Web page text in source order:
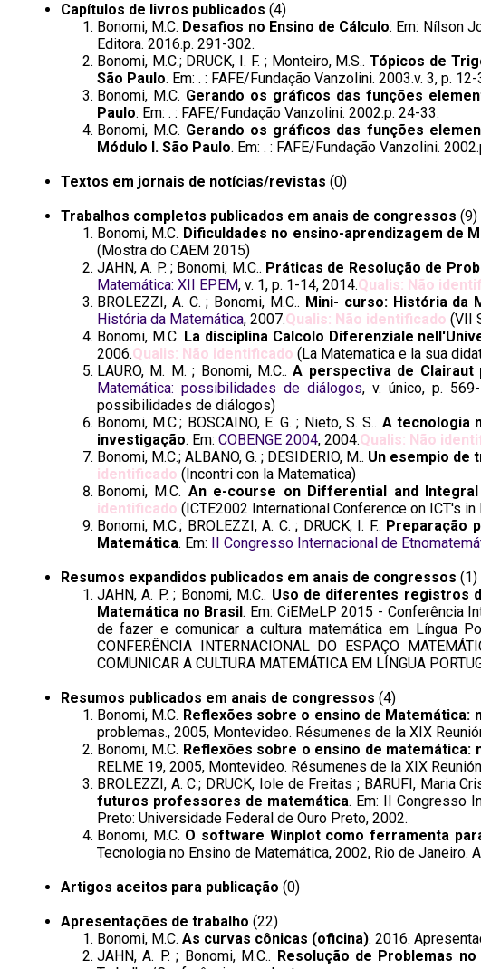
Capítulos de livros publicados (4)
Bonomi, M.C. Desafios no Ensino de Cálculo. Em: Nílson
Editora. 2016.p. 291-302.
Bonomi, M.C.; DRUCK, I. F. ; Monteiro, M.S..Tópicos de
São Paulo. Em: . : FAFE/Fundação Vanzolini. 2003.v. 3, p. 12-
Bonomi, M.C. Gerando os gráficos das funções
Paulo. Em: . : FAFE/Fundação Vanzolini. 2002.p. 24-33.
Bonomi, M.C. Gerando os gráficos das funções
Módulo I. São Paulo. Em: . : FAFE/Fundação Vanzolini.
Textos em jornais de notícias/revistas (0)
Trabalhos completos publicados em anais de congressos (9)
Bonomi, M.C. Dificuldades no ensino-aprendizagem de
(Mostra do CAEM 2015)
JAHN, A. P. ; Bonomi, M.C.. Práticas de Resolução de
Matemática: XII EPEM, v. 1, p. 1-14, 2014.Qualis: Não
BROLEZZI, A. C. ; Bonomi, M.C.. Mini- curso: História da
História da Matemática, 2007.Qualis: Não identificado (VII
Bonomi, M.C. La disciplina Calcolo Diferenziale
2006.Qualis: Não identificado (La Matematica e la sua
LAURO, M. M. ; Bonomi, M.C..A perspectiva de Clairaut
Matemática: possibilidades de diálogos, v. único, p.
possibilidades de diálogos)
Bonomi, M.C.; BOSCAINO, E. G. ; Nieto, S. S.. A tecnologia
investigação. Em: COBENGE 2004, 2004.Qualis: Não
Bonomi, M.C.; ALBANO, G. ; DESIDERIO, M.. Un esempio de
identificado (Incontri con la Matematica)
Bonomi, M.C. An e-course on Differential and Integral
identificado (ICTE2002 International Conference on ICT's in
Bonomi, M.C.; BROLEZZI, A. C. ; DRUCK, I. F.. Preparação
Matemática. Em: II Congresso Internacional de
Resumos expandidos publicados em anais de congressos (1)
JAHN, A. P. ; Bonomi, M.C.. Uso de diferentes registros
Matemática no Brasil. Em: CiEMeLP 2015 - Conferência
de fazer e comunicar a cultura matemática em Língua
CONFERÊNCIA INTERNACIONAL DO ESPAÇO
COMUNICAR A CULTURA MATEMÁTICA EM LÍNGUA
Resumos publicados em anais de congressos (4)
Bonomi, M.C. Reflexões sobre o ensino de
problemas., 2005, Montevideo. Résumenes de la XIX
Bonomi, M.C. Reflexões sobre o ensino de
RELME 19, 2005, Montevideo. Résumenes de la XIX
BROLEZZI, A. C.; DRUCK, Iole de Freitas ; BARUFI, Maria
futuros professores de matemática. Em: II Congresso
Preto: Universidade Federal de Ouro Preto, 2002.
Bonomi, M.C. O software Winplot como ferramenta
Tecnologia no Ensino de Matemática, 2002, Rio de
Artigos aceitos para publicação (0)
Apresentações de trabalho (22)
Bonomi, M.C. As curvas cônicas (oficina). 2016.
JAHN, A. P. ; Bonomi, M.C.. Resolução de Problemas